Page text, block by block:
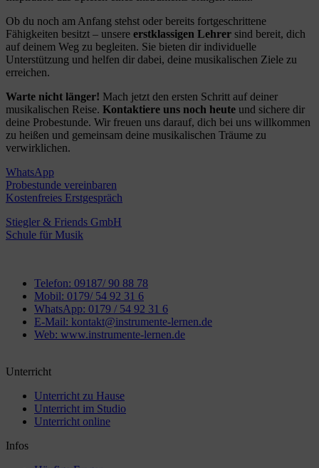
Ob du noch am Anfang stehst oder bereits fortgeschrittene
Fähigkeiten besitzt – unsere erstklassigen Lehrer sind bereit, dich
auf deinem Weg zu begleiten. Sie bieten dir individuelle
Unterstützung und helfen dir dabei, deine musikalischen Ziele zu
erreichen.
Warte nicht länger! Mach jetzt den ersten Schritt auf deiner
musikalischen Reise. Kontaktiere uns noch heute und sichere dir
deine Probestunde. Wir freuen uns darauf, dich bei uns willkommen
zu heißen und gemeinsam deine musikalischen Träume zu
verwirklichen.
WhatsApp
Probestunde vereinbaren
Kostenfreies Erstgespräch
Stiegler & Friends GmbH
Schule für Musik
Telefon: 09187/ 90 88 78
Mobil: 0179/ 54 92 31 6
WhatsApp: 0179 / 54 92 31 6
E-Mail: kontakt@instrumente-lernen.de
Web: www.instrumente-lernen.de
Unterricht
Unterricht zu Hause
Unterricht im Studio
Unterricht online
Infos